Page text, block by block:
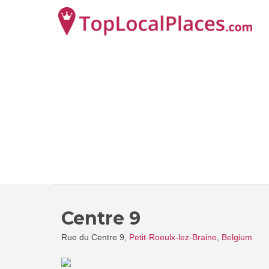
Centre 9
Rue du Centre 9, Petit-Roeulx-lez-Braine Belgium